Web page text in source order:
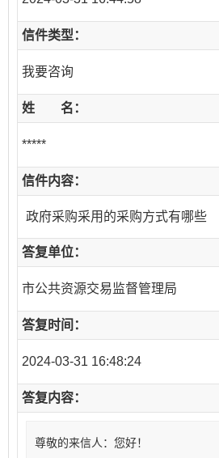
信件类型：
我要咨询
姓 名：
*****
信件内容：
政府采购采用的采购方式有哪些
答复单位：
市公共资源交易监督管理局
答复时间：
2024-03-31 16:48:24
答复内容：
尊敬的来信人：您好！